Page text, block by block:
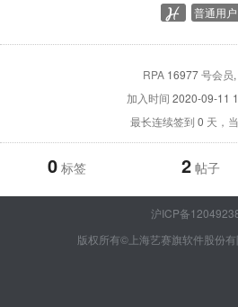
普通用户
RPA16977号会员
加入时间 2020-09-11
最长连续签到 0 天，
0 标签 2 帖子
沪ICP备
版权所有©上海艺赛旗软件股份